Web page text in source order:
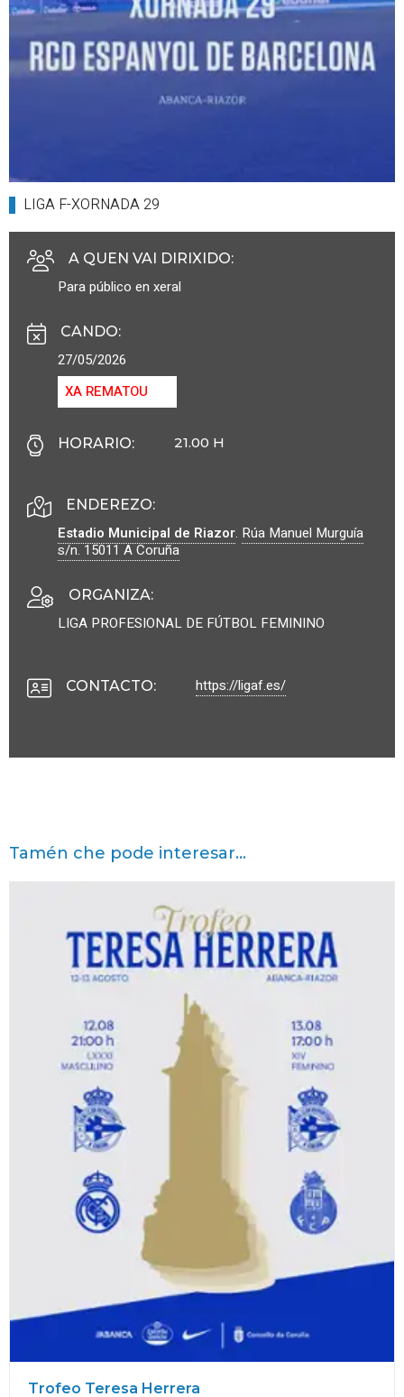
LIGA F-XORNADA 29
A QUEN VAI DIRIXIDO:
Para público en xeral
CANDO:
27/05/2026
XA REMATOU
HORARIO: 21.00 H
ENDEREZO:
Estadio Municipal de Riazor. Rúa Manuel Murguía
s/n.15011A Coruña
ORGANIZA:
LIGA PROFESIONAL DE FÚTBOL FEMININO
CONTACTO: https://ligaf.es/
Tamén che pode interesar...
Trofeo Teresa Herrera